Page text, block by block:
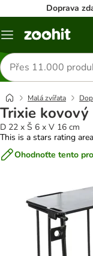
Doprava
Menu
Hledat
produkty
Malá zvířata
Trixie kovový
D 22 x Š 6 x V 16 cm
This is a stars rating
Ohodnoťte tento